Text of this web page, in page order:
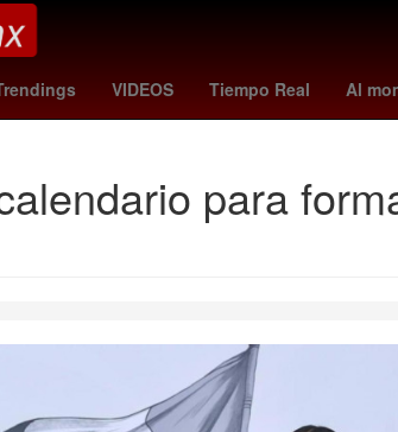
VIDEOS Tiempo Real Al
Gobierno Argentina Morena
para